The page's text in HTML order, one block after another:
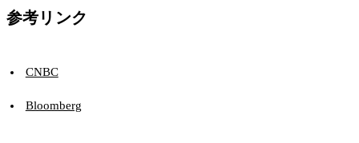
参考リンク
CNBC
Bloomberg